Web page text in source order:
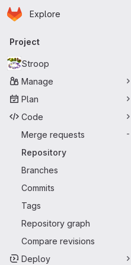
Skip to main content
Homepage
Explore
Primary navigation
Project
Stroop
Manage
Plan
Code
Merge requests
-
Repository
Branches
Commits
Tags
Repository graph
Compare revisions
Deploy